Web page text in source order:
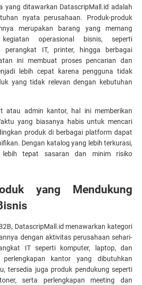
yang ditawarkan DatascripMall.id adalah
nyata perusahaan. Produk-produk
merupakan barang yang memang
operasional bisnis, seperti
perangkat IT, printer, hingga berbagai
ini membuat proses pencarian dan
lebih cepat karena pengguna tidak
yang tidak relevan dengan kebutuhan
atau admin kantor, hal ini memberikan
yang biasanya habis untuk mencari
produk di berbagai platform dapat
Dengan katalog yang lebih terkurasi,
lebih tepat sasaran dan minim risiko
yang Mendukung
DatascripMall.id menawarkan kategori
dengan aktivitas perusahaan sehari-
IT seperti komputer, laptop, dan
perlengkapan kantor yang dibutuhkan
tersedia juga produk pendukung seperti
serta perlengkapan meeting dan